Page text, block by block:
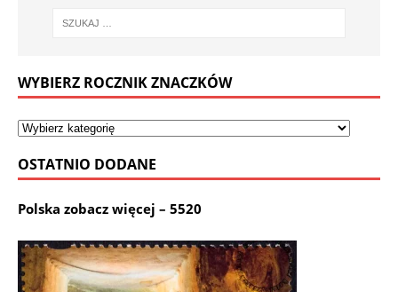
WYBIERZ ROCZNIK ZNACZKÓW
OSTATNIO DODANE
Polska zobacz więcej – 5520